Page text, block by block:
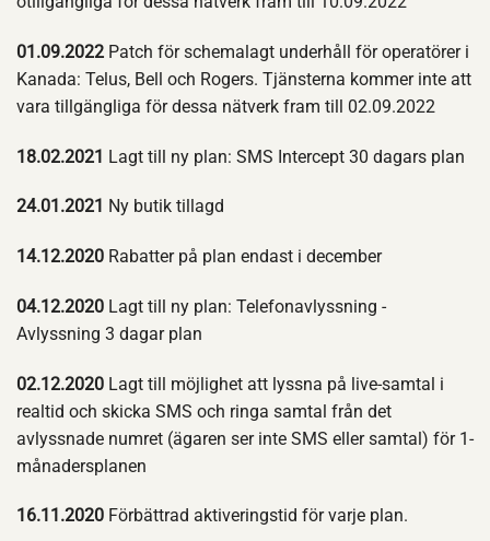
01.09.2022 Patch för schemalagt underhåll för operatörer i
Kanada: Telus, Bell och Rogers. Tjänsterna kommer inte att
vara tillgängliga för dessa nätverk fram till 02.09.2022
18.02.2021 Lagt till ny plan: SMS Intercept 30 dagars plan
24.01.2021 Ny butik tillagd
14.12.2020 Rabatter på plan endast i december
04.12.2020 Lagt till ny plan: Telefonavlyssning -
Avlyssning 3 dagar plan
02.12.2020 Lagt till möjlighet att lyssna på live-samtal i
realtid och skicka SMS och ringa samtal från det
avlyssnade numret (ägaren ser inte SMS eller samtal) för 1-
månadersplanen
16.11.2020 Förbättrad aktiveringstid för varje plan.